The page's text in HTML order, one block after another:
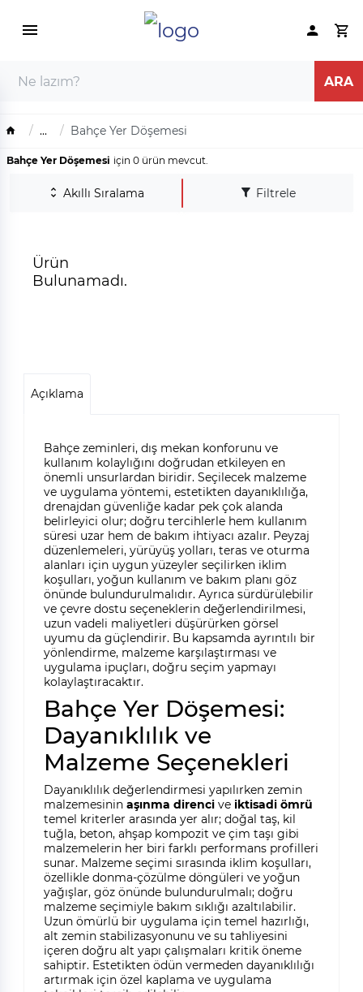
... Bahçe Yer Döşemesi
Bahçe Yer Döşemesi için 0 ürün mevcut.
Akıllı Sıralama Filtrele
Ürün
Bulunamadı.
Açıklama
Bahçe zeminleri, dış mekan konforunu ve
kullanım kolaylığını doğrudan etkileyen en
önemli unsurlardan biridir. Seçilecek malzeme
ve uygulama yöntemi, estetikten dayanıklılığa,
drenajdan güvenliğe kadar pek çok alanda
belirleyici olur; doğru tercihlerle hem kullanım
süresi uzar hem de bakım ihtiyacı azalır. Peyzaj
düzenlemeleri, yürüyüş yolları, teras ve oturma
alanları için uygun yüzeyler seçilirken iklim
koşulları, yoğun kullanım ve bakım planı göz
önünde bulundurulmalıdır. Ayrıca sürdürülebilir
ve çevre dostu seçeneklerin değerlendirilmesi,
uzun vadeli maliyetleri düşürürken görsel
uyumu da güçlendirir. Bu kapsamda ayrıntılı bir
yönlendirme, malzeme karşılaştırması ve
uygulama ipuçları, doğru seçim yapmayı
kolaylaştıracaktır.
Bahçe Yer Döşemesi:
Dayanıklılık ve
Malzeme Seçenekleri
Dayanıklılık değerlendirmesi yapılırken zemin
malzemesinin aşınma direncive iktisadi ömrü
temel kriterler arasında yer alır; doğal taş, kil
tuğla, beton, ahşap kompozit ve çim taşı gibi
malzemelerin her biri farklı performans profilleri
sunar. Malzeme seçimi sırasında iklim koşulları,
özellikle donma-çözülme döngüleri ve yoğun
yağışlar, göz önünde bulundurulmalı; doğru
malzeme seçimiyle bakım sıklığı azaltılabilir.
Uzun ömürlü bir uygulama için temel hazırlığı,
alt zemin stabilizasyonunu ve su tahliyesini
içeren doğru alt yapı çalışmaları kritik öneme
sahiptir. Estetikten ödün vermeden dayanıklılığı
artırmak için özel kaplama ve uygulama